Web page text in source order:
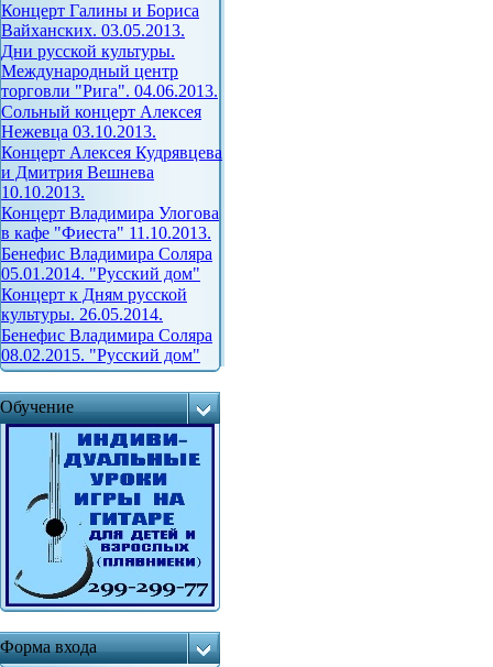
Концерт Галины и Бориса
Вайханских. 03.05.2013.
Дни русской культуры.
Международный центр
торговли "Рига". 04.06.2013.
Сольный концерт Алексея
Нежевца 03.10.2013.
Концерт Алексея Кудрявцева
и Дмитрия Вешнева
10.10.2013.
Концерт Владимира Улогова
в кафе "Фиеста" 11.10.2013.
Бенефис Владимира Соляра
05.01.2014. "Русский дом"
Концерт к Дням русской
культуры. 26.05.2014.
Бенефис Владимира Соляра
08.02.2015. "Русский дом"
Обучение
Форма входа